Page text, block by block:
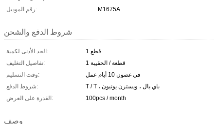
رقم الموديل:
M1675A
شروط الدفع والشحن
الحد الأدنى لكمية:
1 قطع
تفاصيل التغليف:
1 قطعة / الحقيبة
وقت التسليم:
في غضون 10 أيام عمل
شروط الدفع:
T / T ، باي بال ، ويسترن يونيون
القدرة على العرض:
100pcs / month
وصف